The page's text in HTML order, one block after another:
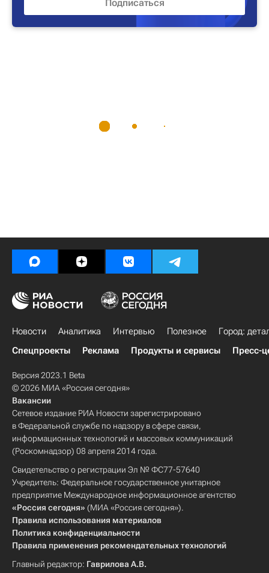
Новости Аналитика Интервью Полезное
Город:
Спецпроекты
Реклама Продукты и сервисы Пресс-
Версия 2023.1 Beta
© 2026 МИА «Россия сегодня»
Вакансии
Сетевое издание РИА Новости зарегистрировано
в Федеральной службе по надзору в сфере связи,
информационных технологий и массовых коммуникаций
(Роскомнадзор) 08 апреля 2014 года.
Свидетельство о регистрации Эл № ФС77-57640
Учредитель: Федеральное государственное унитарное
предприятие Международное информационное агентство
«Россия сегодня» (МИА «Россия сегодня»).
Правила использования материалов
Политика конфиденциальности
Правила применения рекомендательных технологий
Главный редактор: Гаврилова А.В.